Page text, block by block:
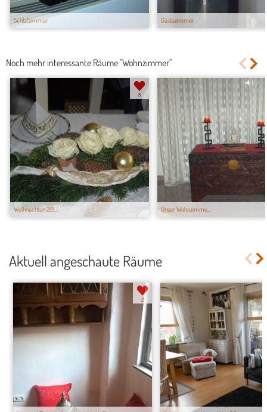
Schlafzimmer Gästezimmer
Noch mehr interessante Räume "Wohnzimmer"
Weihnachten 201...
8
Unser Wohnzimme...
Aktuell angeschaute Räume
2